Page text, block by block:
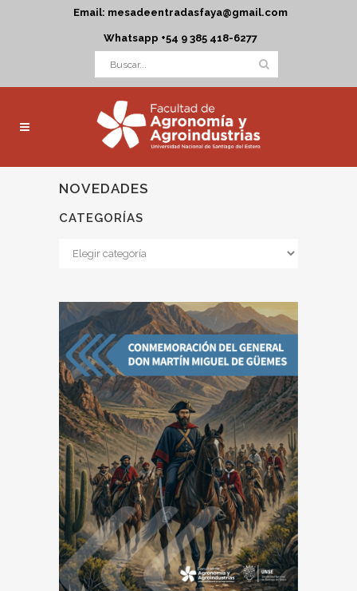
Email: mesadeentradasfaya@gmail.com
Whatsapp +54 9 385 418-6277
NOVEDADES
CATEGORÍAS
Categorías